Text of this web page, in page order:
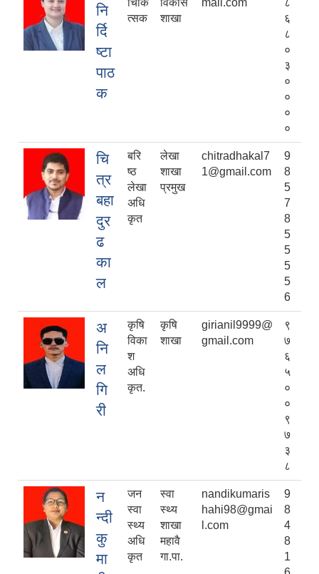
नि
र्दि
ष्टा
पाठ
क
त्सक
शाखा
६
८
०
३
०
०
०
०
चि
त्र
बहा
दुर
ढ
का
ल
बरि
ष्ठ
लेखा
अधि
कृत
लेखा
शाखा
प्रमुख
chitradhakal7
1@gmail.com
9
8
5
7
8
5
5
5
5
6
अ
नि
ल
गि
री
कृषि
विका
श
अधि
कृत.
कृषि
शाखा
girianil9999@
gmail.com
९
७
६
५
०
०
९
७
३
८
न
न्दी
कु
मा
जन
स्वा
स्थ्य
अधि
कृत
स्वा
स्थ्य
शाखा
महावै
गा.पा.
nandikumaris
hahi98@gmai
l.com
9
8
4
8
1